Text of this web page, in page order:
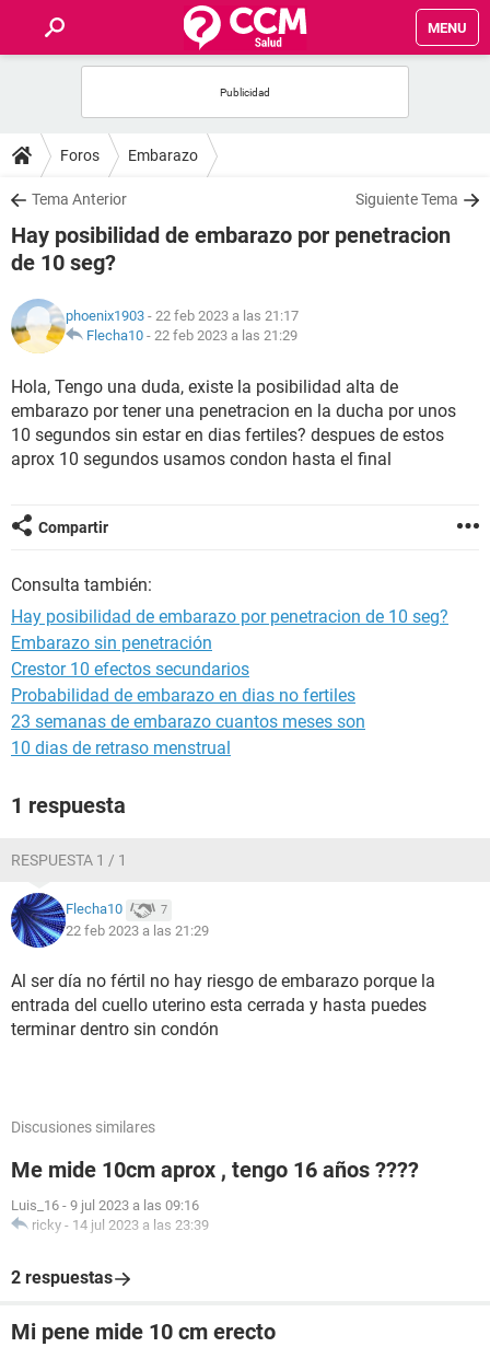
MENU
FOROS
SALUD
FAMILIA
NUTRICIÓN
SEXUALIDAD
GLOSARIO
Foros Embarazo
Tema Anterior Siguiente Tema
Hay posibilidad de embarazo por penetracion
de 10 seg?
phoenix1903 - 22 feb 2023 a las 21:17
Flecha10 - 22 feb 2023 a las 21:29
Hola, Tengo una duda, existe la posibilidad alta de
embarazo por tener una penetracion en la ducha por unos
10 segundos sin estar en dias fertiles? despues de estos
aprox 10 segundos usamos condon hasta el final
Compartir
Consulta también:
Hay posibilidad de embarazo por penetracion de 10 seg?
Embarazo sin penetración
Crestor 10 efectos secundarios
Probabilidad de embarazo en dias no fertiles
23 semanas de embarazo cuantos meses son
10 dias de retraso menstrual
1 respuesta
RESPUESTA 1 / 1
Flecha10 7
22 feb 2023 a las 21:29
Al ser día no fértil no hay riesgo de embarazo porque la
entrada del cuello uterino esta cerrada y hasta puedes
terminar dentro sin condón
Discusiones similares
Me mide 10cm aprox , tengo 16 años ????
Luis_16 - 9 jul 2023 a las 09:16
ricky - 14 jul 2023 a las 23:39
2 respuestas
Mi pene mide 10 cm erecto